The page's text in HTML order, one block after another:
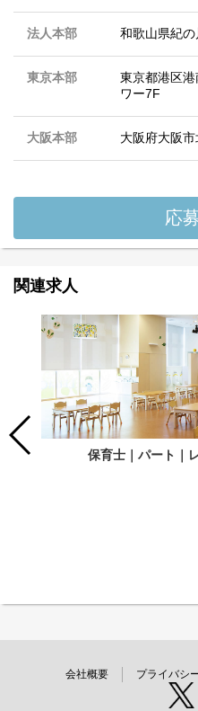
法人本部 和歌山県紀
東京本部
東京都港区
ワー7F
大阪本部 大阪府大阪
応
関連求人
保育士｜パート｜
会社概要 プライバシ